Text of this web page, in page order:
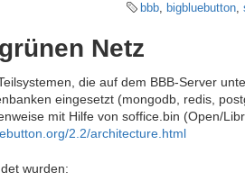
bbb, bigbluebutton,
Netz
die auf dem BBB-Server
eingesetzt (mongodb, redis,
mit Hilfe von soffice.bin (Open/
2.2/architecture.html
wurden: